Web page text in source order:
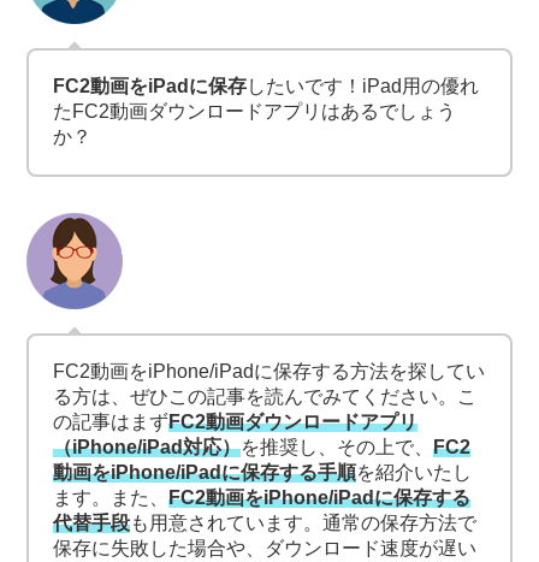
FC2動画をiPadに保存したいです！iPad用の優れ
たFC2動画ダウンロードアプリはあるでしょう
か？
FC2動画をiPhone/iPadに保存する方法を探してい
る方は、ぜひこの記事を読んでみてください。こ
の記事はまずFC2動画ダウンロードアプリ
（iPhone/iPad対応）を推奨し、その上で、FC2
動画をiPhone/iPadに保存する手順を紹介いたし
ます。また、FC2動画をiPhone/iPadに保存する
代替手段も用意されています。通常の保存方法で
保存に失敗した場合や、ダウンロード速度が遅い